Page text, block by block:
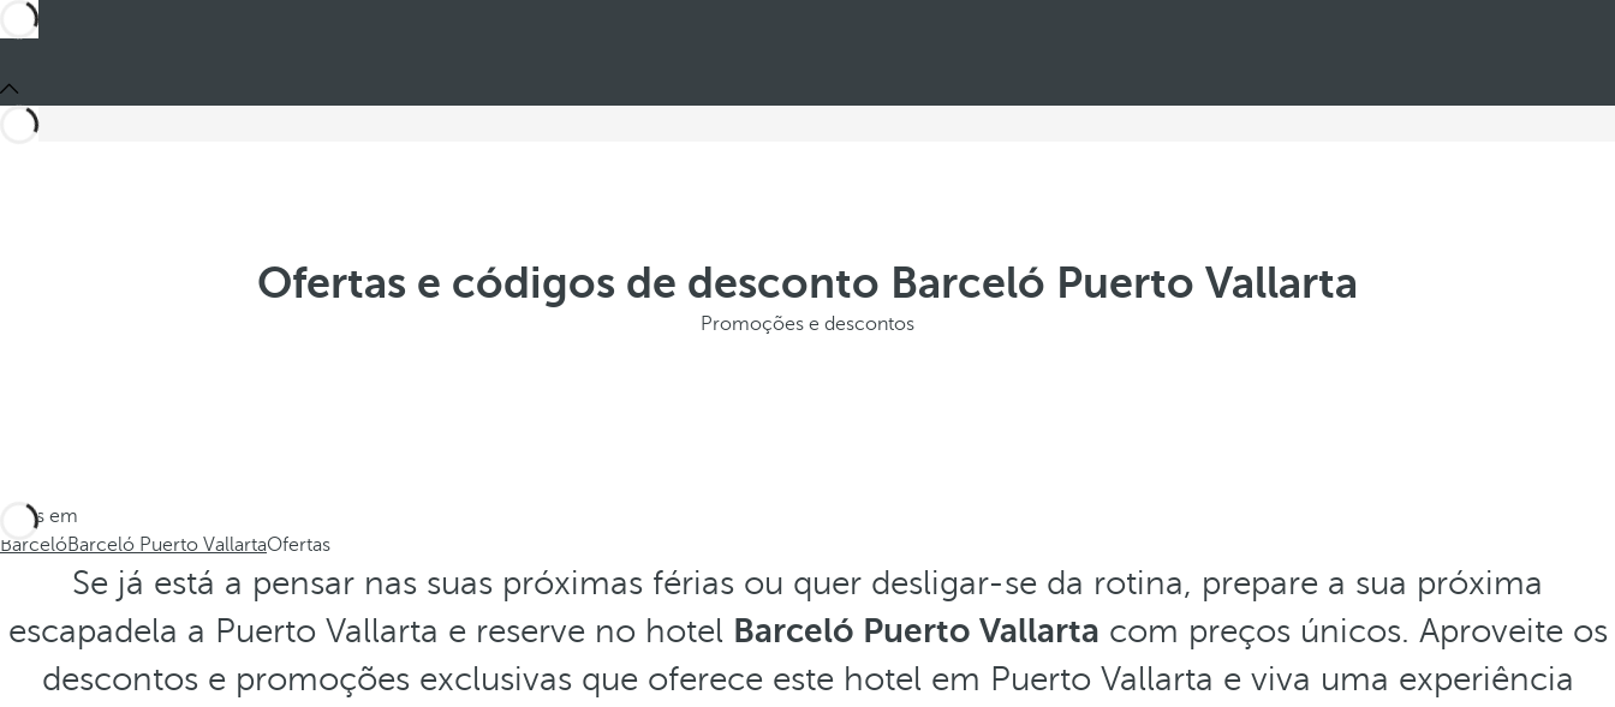
Ofertas e códigos de desconto Barceló Puerto Vallarta
Promoções e descontos
Estes em
BarcelóBarceló Puerto VallartaOfertas
Se já está a pensar nas suas próximas férias ou quer desligar-se da rotina, prepare a sua próxima
escapadela a Puerto Vallarta e reserve no hotel Barceló Puerto Vallarta com preços únicos. Aproveite os
descontos e promoções exclusivas que oferece este hotel em Puerto Vallarta e viva uma experiência